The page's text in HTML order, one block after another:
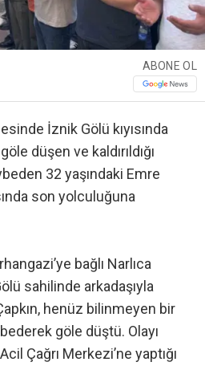
ABONE OL
İznik Gölü kıyısında
düşen ve kaldırıldığı
32 yaşındaki Emre
son yolculuğuna
bağlı Narlıca
sahilinde arkadaşıyla
henüz bilinmeyen bir
göle düştü. Olayı
Çağrı Merkezi’ne yaptığı